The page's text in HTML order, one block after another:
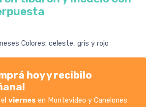
Colores: celeste, gris y rojo
hoy y recibilo
elviernes en Montevideo y Canelones